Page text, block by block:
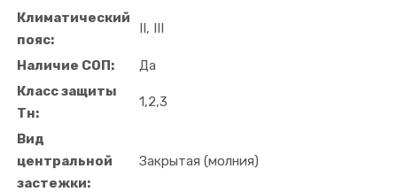
Климатический
пояс:
II, III
Наличие СОП:
Да
Класс защиты
Тн:
1,2,3
Вид
центральной
застежки:
Закрытая (молния)